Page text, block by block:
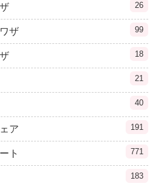
26
ザ 99
18
21
40
ア 191
ト 771
183